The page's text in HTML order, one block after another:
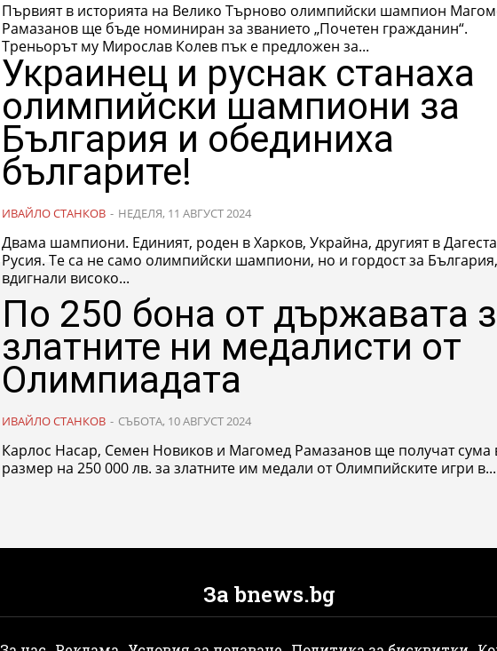
Първият в историята на Велико Търново олимпийски шампион
Рамазанов ще бъде номиниран за званието „Почетен гражданин“.
Треньорът му Мирослав Колев пък е предложен за...
Украинец и руснак станаха
олимпийски шампиони за
България и обединиха
българите!
ИВАЙЛО СТАНКОВ - НЕДЕЛЯ, 11 АВГУСТ 2024
Двама шампиони. Единият, роден в Харков, Украйна, другият в
Русия. Те са не само олимпийски шампиони, но и гордост за България,
вдигнали високо...
По 250 бона от държавата
златните ни медалисти от
Олимпиадата
ИВАЙЛО СТАНКОВ - СЪБОТА, 10 АВГУСТ 2024
Карлос Насар, Семен Новиков и Магомед Рамазанов ще получат сума
размер на 250 000 лв. за златните им медали от Олимпийските игри в...
За bnews.bg